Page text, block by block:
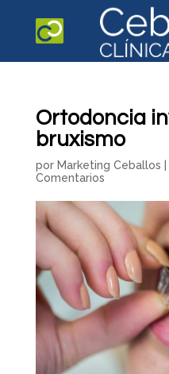
Ortodoncia
bruxismo
por Marketing Ceballos
Comentarios